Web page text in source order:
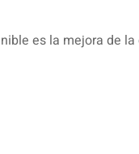
es la mejora de